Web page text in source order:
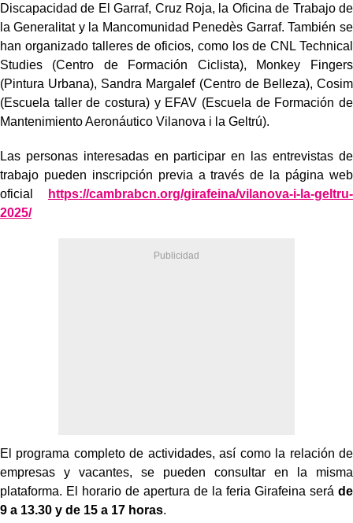
Discapacidad de El Garraf, Cruz Roja, la Oficina de Trabajo de
la Generalitat y la Mancomunidad Penedès Garraf. También se
han organizado talleres de oficios, como los de CNL Technical
Studies (Centro de Formación Ciclista), Monkey Fingers
(Pintura Urbana), Sandra Margalef (Centro de Belleza), Cosim
(Escuela taller de costura) y EFAV (Escuela de Formación de
Mantenimiento Aeronáutico Vilanova i la Geltrú).
Las personas interesadas en participar en las entrevistas de
trabajo pueden inscripción previa a través de la página web
oficial
https://cambrabcn.org/girafeina/vilanova-i-la-geltru-
2025/
El programa completo de actividades, así como la relación de
empresas y vacantes, se pueden consultar en la misma
plataforma. El horario de apertura de la feria Girafeina será de
9 a 13.30 y de 15 a 17 horas.